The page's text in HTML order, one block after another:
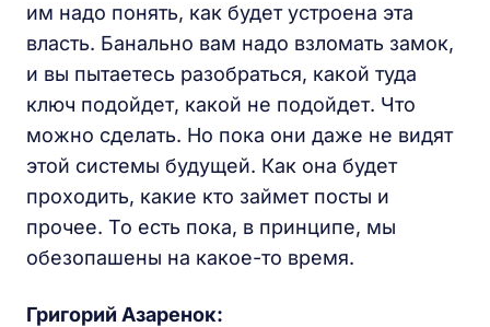
им надо понять, как будет устроена эта
власть. Банально вам надо взломать замок,
и вы пытаетесь разобраться, какой туда
ключ подойдет, какой не подойдет. Что
можно сделать. Но пока они даже не видят
этой системы будущей. Как она будет
проходить, какие кто займет посты и
прочее. То есть пока, в принципе, мы
обезопашены на какое-то время.
Григорий Азаренок: